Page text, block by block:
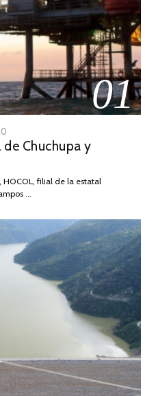
01
DE
2026
Chuchupa y
filial de la estatal
…